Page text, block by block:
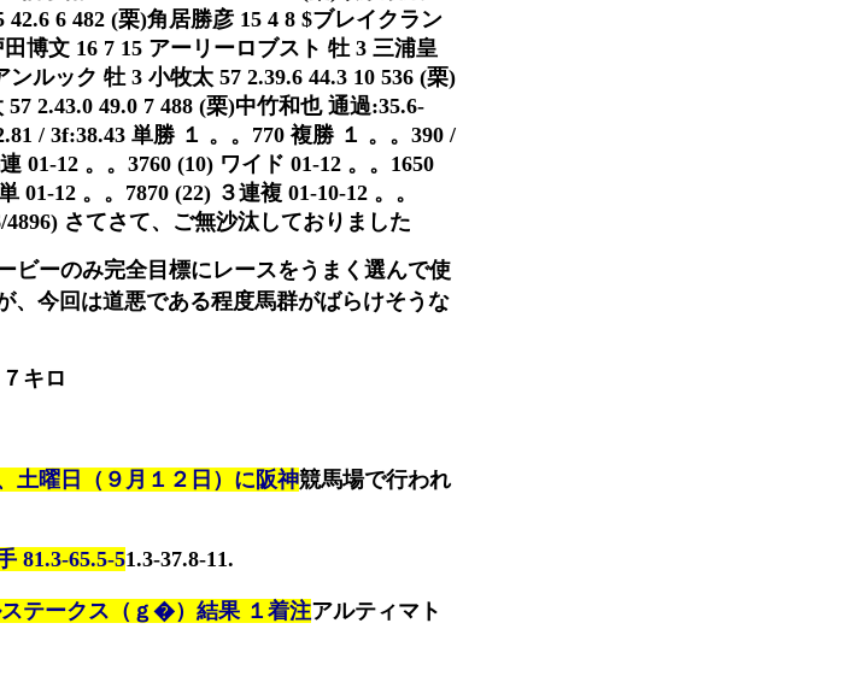
6 482 (栗)角居勝彦 15 4 8 $ブレイクラン
博文 16 7 15 アーリーロブスト 牡 3 三浦皇
ルック 牡 3 小牧太 57 2.39.6 44.3 10 536 (栗)
2.43.0 49.0 7 488 (栗)中竹和也 通過:35.6-
/ 3f:38.43 単勝 １ 。。770 複勝 １ 。。390 /
01-12 。。3760 (10) ワイド 01-12 。。1650
01-12 。。7870 (22) ３連複 01-10-12 。。
4896) さてさて、ご無沙汰しておりました
ビーのみ完全目標にレースをうまく選んで使
、今回は道悪である程度馬群がばらけそうな
キロ
土曜日（９月１２日）に阪神競馬場で行われ
81.3-65.5-51.3-37.8-11.
テークス（ｇ�）結果 １着注アルティマト